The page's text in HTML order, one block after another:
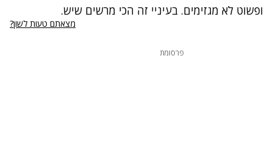
ופשוט לא מגזימים. בעיניי זה הכי מרשים שיש.
מצאתם טעות לשון?
פרסומת